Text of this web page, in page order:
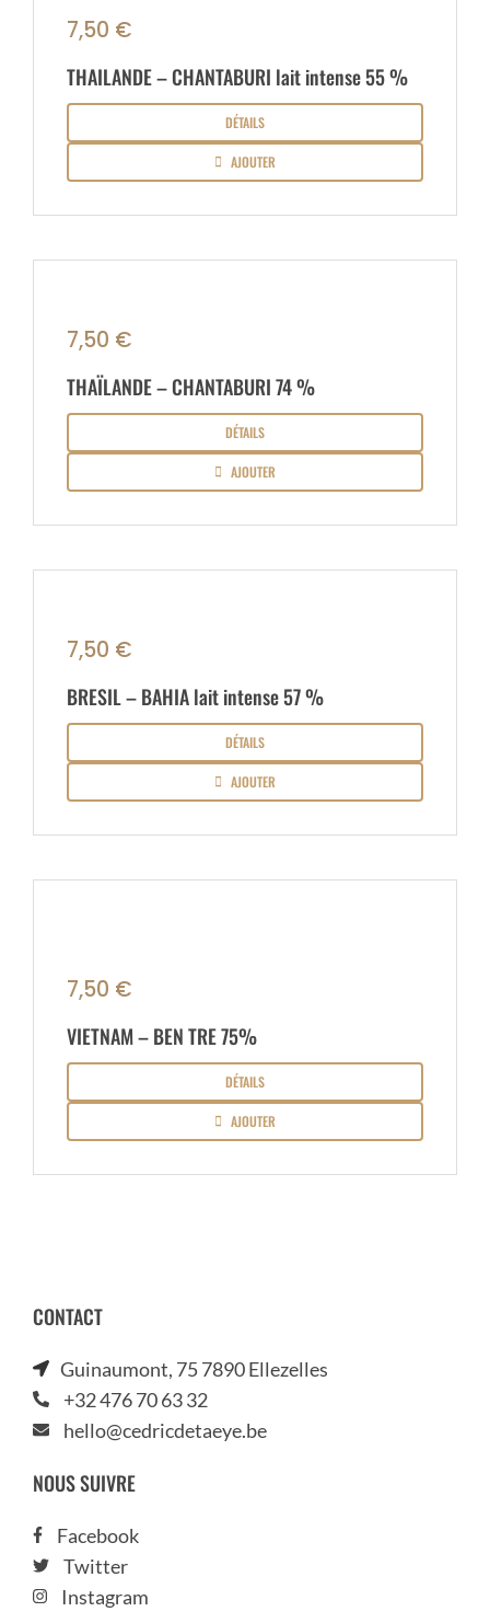
7,50 €
THAILANDE – CHANTABURI lait intense 55 %
DÉTAILS
AJOUTER
7,50 €
THAÏLANDE – CHANTABURI 74 %
DÉTAILS
AJOUTER
7,50 €
BRESIL – BAHIA lait intense 57 %
DÉTAILS
AJOUTER
7,50 €
VIETNAM – BEN TRE 75%
DÉTAILS
AJOUTER
CONTACT
Guinaumont, 75 7890 Ellezelles
+32 476 70 63 32
hello@cedricdetaeye.be
NOUS SUIVRE
Facebook
Twitter
Instagram